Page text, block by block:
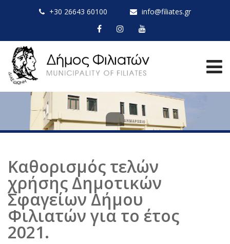
+30 26643 60100 info@filiates.gr
Καθορισμός τελών
χρήσης Δημοτικών
Σφαγείων Δήμου
Φιλιατών για το έτος
2021.